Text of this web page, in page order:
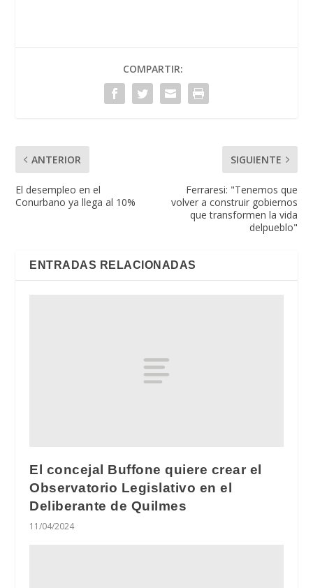
COMPARTIR:
ANTERIOR
El desempleo en el
Conurbano ya llega al 10%
SIGUIENTE
Ferraresi: "Tenemos que
volver a construir gobiernos
que transformen la vida
delpueblo"
ENTRADAS RELACIONADAS
El concejal Buffone quiere crear el
Observatorio Legislativo en el
Deliberante de Quilmes
11/04/2024